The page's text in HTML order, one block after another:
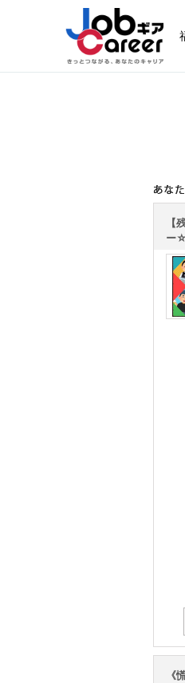
あな
【
ー
《